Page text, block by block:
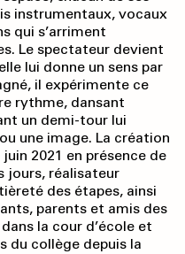
instrumentaux, vocaux
qui s’arriment
Le spectateur devient
lui donne un sens par
il expérimente ce
rythme, dansant
un demi-tour lui
une image. La création
2021 en présence de
jours, réalisateur
des étapes, ainsi
parents et amis des
la cour d’école et
du collège depuis la